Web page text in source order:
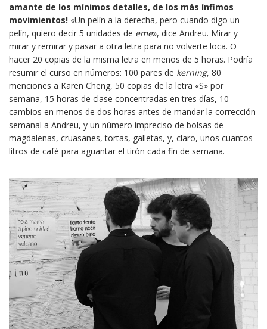
amante de los mínimos detalles, de los más ínfimos
movimientos! «Un pelín a la derecha, pero cuando digo un
pelín, quiero decir 5 unidades de eme», dice Andreu. Mirar y
mirar y remirar y pasar a otra letra para no volverte loca. O
hacer 20 copias de la misma letra en menos de 5 horas. Podría
resumir el curso en números: 100 pares de kerning, 80
menciones a Karen Cheng, 50 copias de la letra «S» por
semana, 15 horas de clase concentradas en tres días, 10
cambios en menos de dos horas antes de mandar la corrección
semanal a Andreu, y un número impreciso de bolsas de
magdalenas, cruasanes, tortas, galletas, y, claro, unos cuantos
litros de café para aguantar el tirón cada fin de semana.